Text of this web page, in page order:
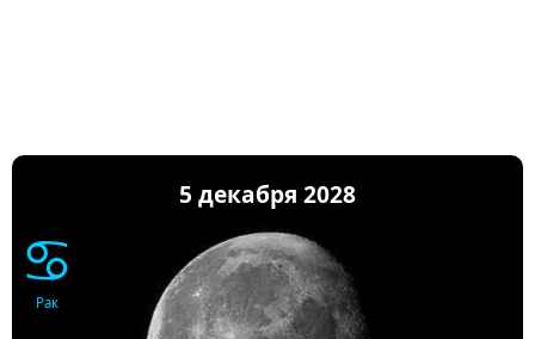
5 декабря 2028
♋
Рак